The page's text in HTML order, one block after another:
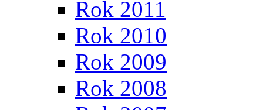
Rok 2011
Rok 2010
Rok 2009
Rok 2008